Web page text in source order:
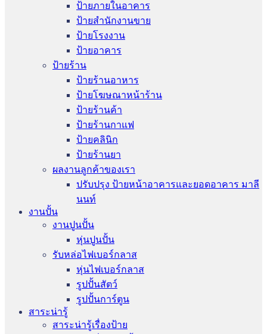
ป้ายภายในอาคาร
ป้ายสำนักงานขาย
ป้ายโรงงาน
ป้ายอาคาร
ป้ายร้าน
ป้ายร้านอาหาร
ป้ายโฆษณาหน้าร้าน
ป้ายร้านค้า
ป้ายร้านกาแฟ
ป้ายคลินิก
ป้ายร้านยา
ผลงานลูกค้าของเรา
ปรับปรุง ป้ายหน้าอาคารและยอดอาคาร มาลี
นนท์
งานปั้น
งานปูนปั้น
หุ่นปูนปั้น
รับหล่อไฟเบอร์กลาส
หุ่นไฟเบอร์กลาส
รูปปั้นสัตว์
รูปปั้นการ์ตูน
สาระน่ารู้
สาระน่ารู้เรื่องป้าย